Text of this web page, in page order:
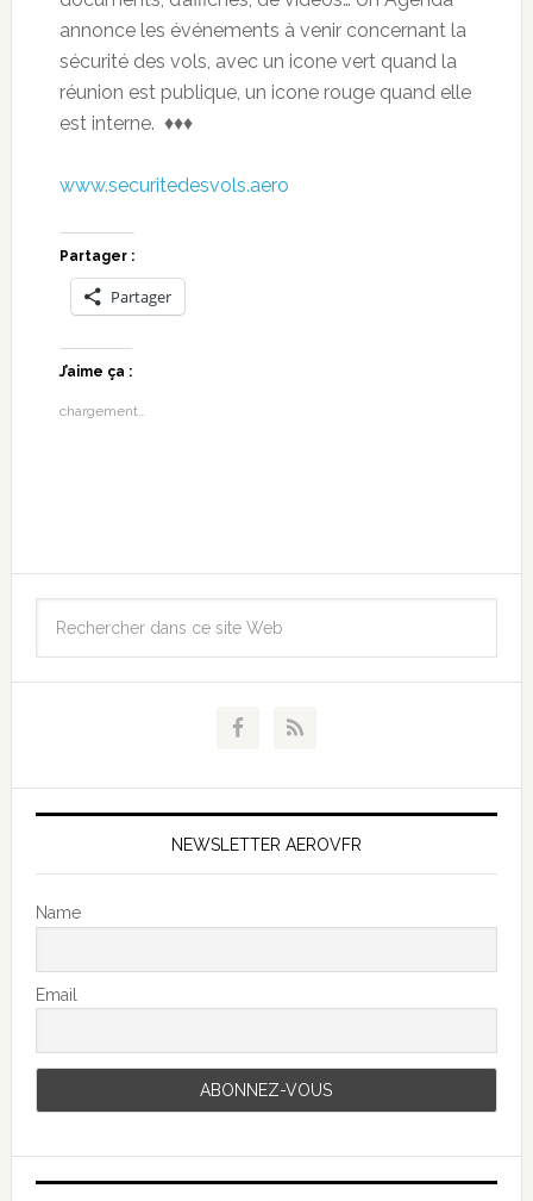
annonce les événements à venir concernant la
sécurité des vols, avec un icone vert quand la
réunion est publique, un icone rouge quand elle
est interne. ♦♦♦
www.securitedesvols.aero
Partager :
Partager
J’aime ça :
chargement…
NEWSLETTER AEROVFR
Name
Email